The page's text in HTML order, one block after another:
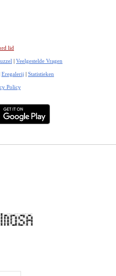
lid
| Veelgestelde Vragen
Eregalerij | Statistieken
Policy